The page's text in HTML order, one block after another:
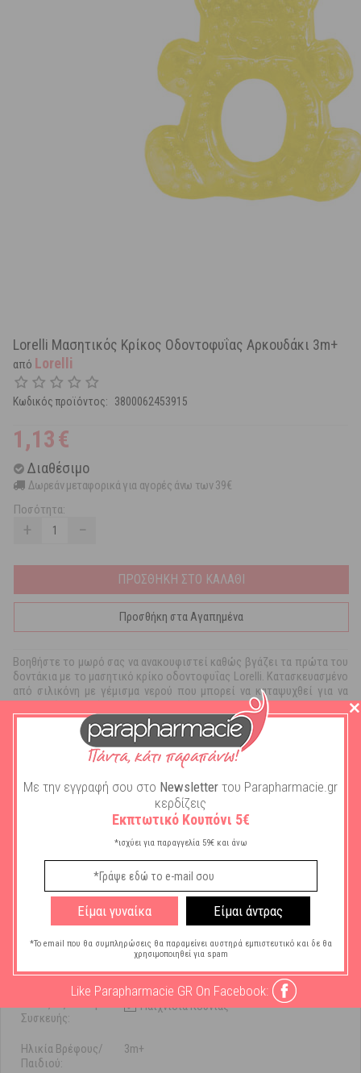
Lorelli Μασητικός Κρίκος Οδοντοφυΐας Αρκουδάκι 3m+
από Lorelli
Κωδικός προϊόντος: 3800062453915
1,13€
Διαθέσιμο
Δωρεάν μεταφορικά για αγορές άνω των 39€
Ποσότητα:
+ −
ΠΡΟΣΘΗΚΗ ΣΤΟ ΚΑΛΑΘΙ
Προσθήκη στα Αγαπημένα
Bοηθήστε το μωρό σας να ανακουφιστεί καθώς βγάζει τα πρώτα του
δοντάκια με το μασητικό κρίκο οδοντοφυΐας Lorelli. Κατασκευασμένο
από σιλικόνη με γέμισμα νερού που μπορεί να καταψυχθεί για να
ανακουφίζει τα ούλα. Κατάλληλο από 3m+
Βρεφική Φροντίδα - Στοματική Υγιεινή.
Χαρακτηριστικά
Lorelli
Χρήση Στοματικού
Προϊόντος:
Ευαίσθητα ούλα
Προϊόντος:
Κρίκοι Οδοντοφυίας
Συσκευής:
Παιχνίδια Κούνιας
Ηλικία Βρέφους/
Παιδιού:
3m+
Με την εγγραφή σου στο Newsletter του Parapharmacie.gr
κερδίζεις
Εκπτωτικό Κουπόνι 5€
*ισχύει για παραγγελία 59€ και άνω
Είμαι γυναίκα Είμαι άντρας
*Το email που θα συμπληρώσεις θα παραμείνει αυστηρά εμπιστευτικό και δε θα
χρησιμοποιηθεί για spam
Like Parapharmacie GR On Facebook: